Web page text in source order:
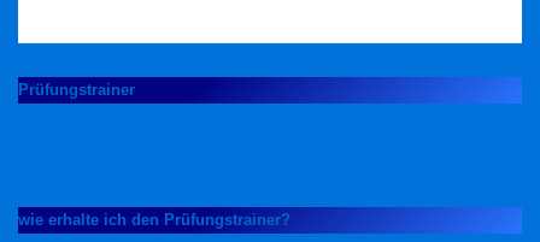
Prüfungstrainer
wie erhalte ich den Prüfungstrainer?